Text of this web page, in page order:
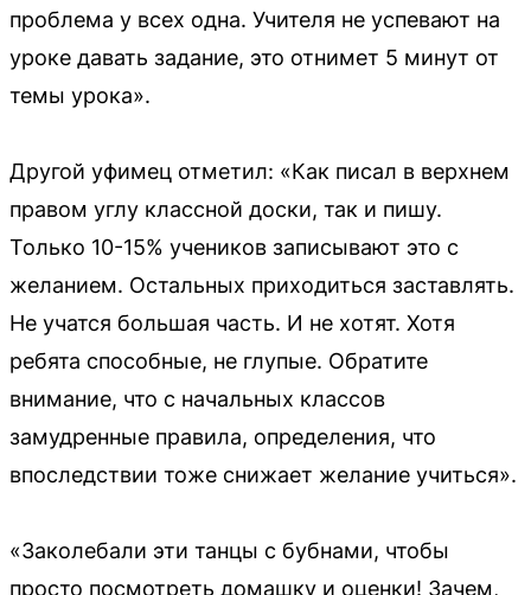
проблема у всех одна. Учителя не успевают на
уроке давать задание, это отнимет 5 минут от
темы урока».
Другой уфимец отметил: «Как писал в верхнем
правом углу классной доски, так и пишу.
Только 10-15% учеников записывают это с
желанием. Остальных приходиться заставлять.
Не учатся большая часть. И не хотят. Хотя
ребята способные, не глупые. Обратите
внимание, что с начальных классов
замудренные правила, определения, что
впоследствии тоже снижает желание учиться».
«Заколебали эти танцы с бубнами, чтобы
просто посмотреть домашку и оценки! Зачем,